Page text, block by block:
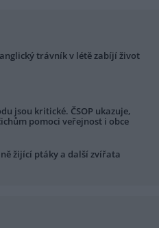
trávník v létě zabíjí život
jsou kritické. ČSOP ukazuje,
pomoci veřejnost i obce
žijící ptáky a další zvířata